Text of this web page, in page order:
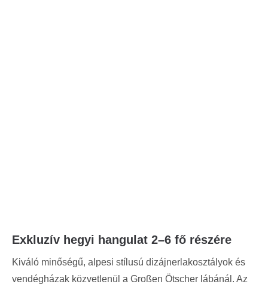
Exkluzív hegyi hangulat 2–6 fő részére
Kiváló minőségű, alpesi stílusú dizájnerlakosztályok és
vendégházak közvetlenül a Großen Ötscher lábánál. Az